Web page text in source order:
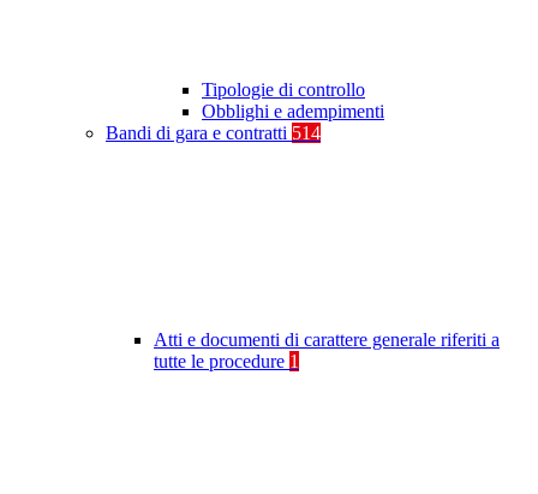
Tipologie di controllo
Obblighi e adempimenti
Bandi di gara e contratti 514
Atti e documenti di carattere generale riferiti a
tutte le procedure 1